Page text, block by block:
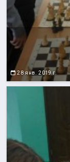
28 янв. 2019 г.